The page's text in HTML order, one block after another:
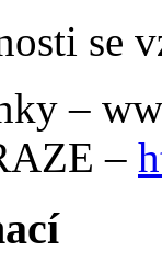
se
–
–